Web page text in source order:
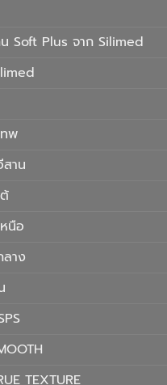
Soft Plus จาก Silimed
พ
าน
นือ
าง
TEXTURE